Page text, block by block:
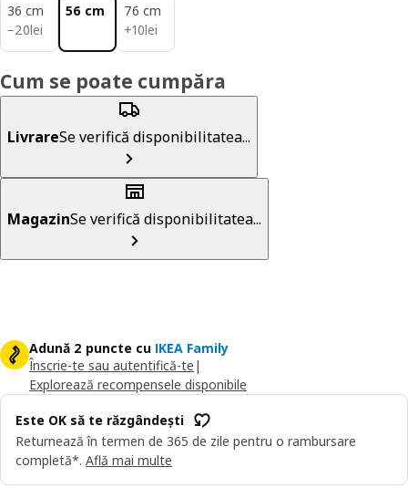
36 cm
−20lei
20lei
56 cm
76 cm
+10lei
10lei
Cum se poate cumpăra
LivrareSe verifică disponibilitatea...
MagazinSe verifică disponibilitatea...
Adună 2 puncte cu IKEA Family
Înscrie-te sau autentifică-te |
Explorează recompensele disponibile
Este OK să te răzgândești
Returnează în termen de 365 de zile pentru o rambursare
completă*. Află mai multe